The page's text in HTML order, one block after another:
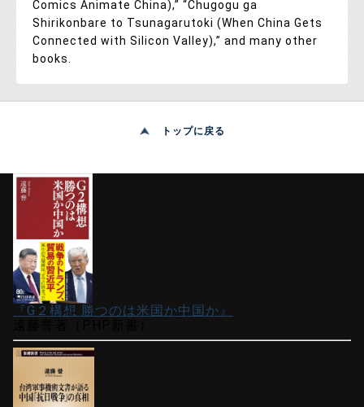
Comics Animate China),” “Chugogu ga
Shirikonbare to Tsunagarutoki (When China Gets
Connected with Silicon Valley),” and many other
books.
トップに戻る
『G２構想 勝つのは米国か中国か』